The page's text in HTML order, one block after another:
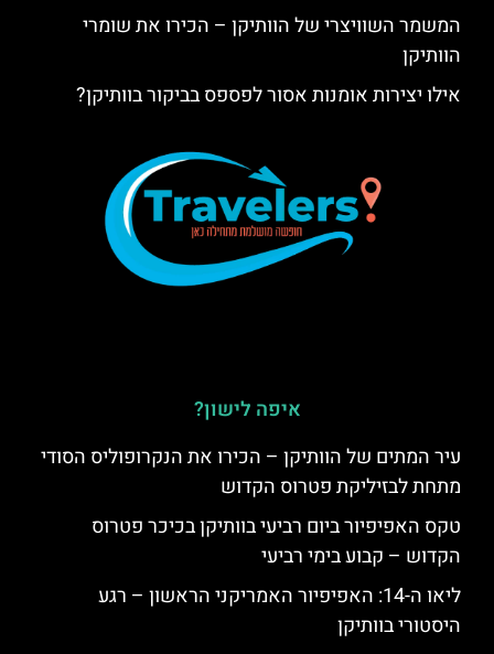
המשמר השוויצרי של הוותיקן – הכירו את שומרי
הוותיקן
אילו יצירות אומנות אסור לפספס בביקור בוותיקן?
איפה לישון?
עיר המתים של הוותיקן – הכירו את הנקרופוליס הסודי
מתחת לבזיליקת פטרוס הקדוש
טקס האפיפיור ביום רביעי בוותיקן בכיכר פטרוס
הקדוש – קבוע בימי רביעי
ליאו ה-14: האפיפיור האמריקני הראשון – רגע
היסטורי בוותיקן